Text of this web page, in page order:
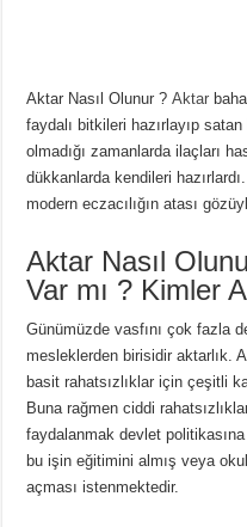
Aktar Nasıl Olunur ?Aktar
faydalı bitkileri hazırlayıp
olmadığı zamanlarda ilaçları
dükkanlarda kendileri
modern eczacılığın atası
Aktar Nasıl
Var mı ? Kimler
Günümüzde vasfını çok fazla
mesleklerden birisidir aktarlık.
basit rahatsızlıklar için çeşitli
Buna rağmen ciddi
faydalanmak devlet
bu işin eğitimini almış veya
açması istenmektedir.